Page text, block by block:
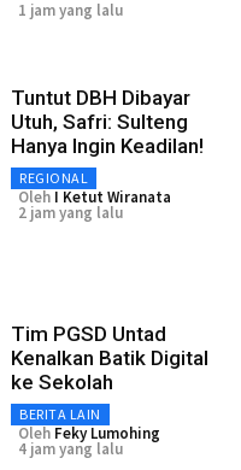
1 jam yang lalu
Tuntut DBH Dibayar
Utuh, Safri: Sulteng
Hanya Ingin Keadilan!
REGIONAL
Oleh I Ketut Wiranata
2 jam yang lalu
Tim PGSD Untad
Kenalkan Batik Digital
ke Sekolah
BERITA LAIN
Oleh Feky Lumohing
4 jam yang lalu